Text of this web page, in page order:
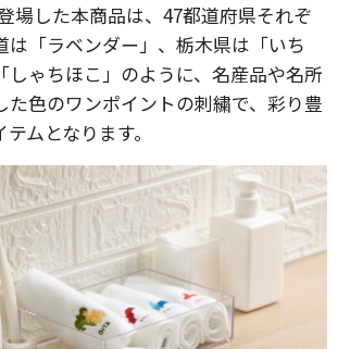
場した本商品は、47都道府県それぞ
は「ラベンダー」、栃木県は「いち
しゃちほこ」のように、名産品や名所
た色のワンポイントの刺繍で、彩り豊
ムとなります。